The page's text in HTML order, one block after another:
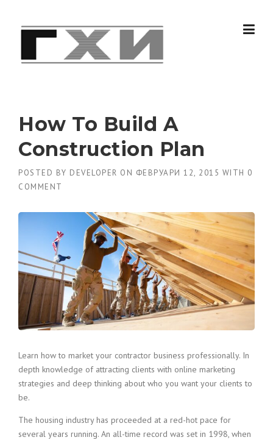
How To Build A
Construction Plan
POSTED BY DEVELOPER ON ФЕВРУАРИ 12, 2015 WITH 0
COMMENT
Learn how to market your contractor business professionally. In
depth knowledge of attracting clients with online marketing
strategies and deep thinking about who you want your clients to
be.
The housing industry has proceeded at a red-hot pace for
several years running. An all-time record was set in 1998, when